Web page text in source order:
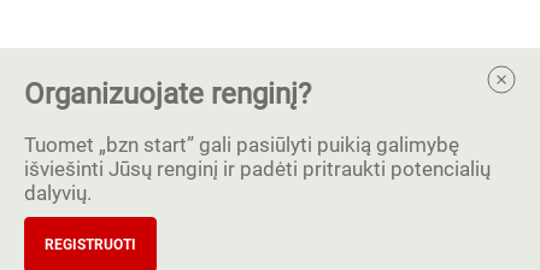
Organizuojate renginį?
Tuomet „bzn start” gali pasiūlyti puikią galimybę
išviešinti Jūsų renginį ir padėti pritraukti potencialių
dalyvių.
REGISTRUOTI